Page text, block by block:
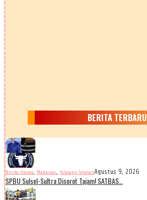
BERITA TERBARU
Berita Utama, Makassar, Sulawesi SelatanAgustus 9, 2026
SPBU Sulsel-Sultra Disorot Tajam! SATBAS…